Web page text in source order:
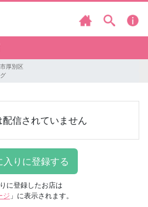
厚別区
信されていません
に登録したお店は
ジ 」に表示されます。